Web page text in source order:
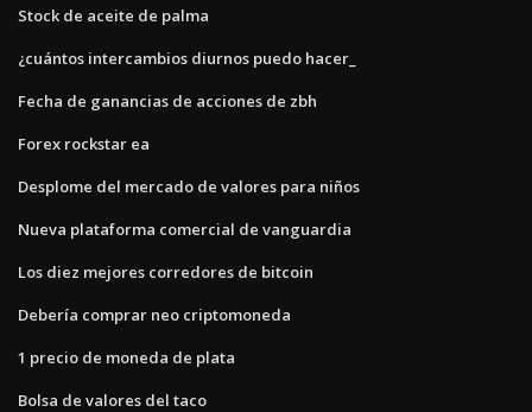
Stock de aceite de palma
¿cuántos intercambios diurnos puedo hacer_
Fecha de ganancias de acciones de zbh
Forex rockstar ea
Desplome del mercado de valores para niños
Nueva plataforma comercial de vanguardia
Los diez mejores corredores de bitcoin
Debería comprar neo criptomoneda
1 precio de moneda de plata
Bolsa de valores del taco